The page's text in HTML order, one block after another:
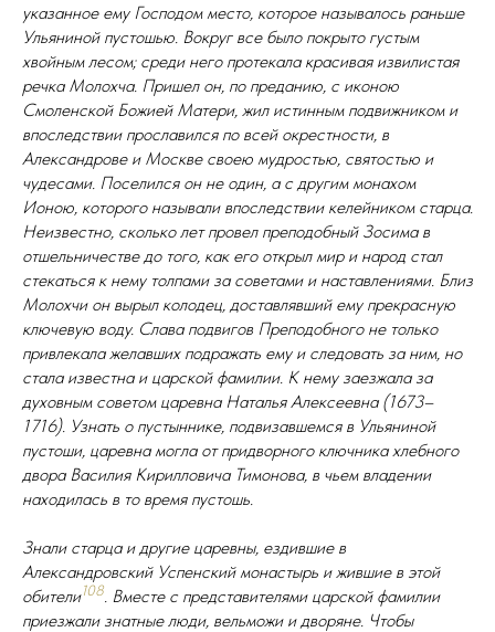
указанное ему Господом место, которое называлось раньше
Ульяниной пустошью. Вокруг все было покрыто густым
хвойным лесом; среди него протекала красивая извилистая
речка Молохча. Пришел он, по преданию, с иконою
Смоленской Божией Матери, жил истинным подвижником и
впоследствии прославился по всей окрестности, в
Александрове и Москве своею мудростью, святостью и
чудесами. Поселился он не один, а с другим монахом
Ионою, которого называли впоследствии келейником старца.
Неизвестно, сколько лет провел преподобный Зосима в
отшельничестве до того, как его открыл мир и народ стал
стекаться к нему толпами за советами и наставлениями. Близ
Молохчи он вырыл колодец, доставлявший ему прекрасную
ключевую воду. Слава подвигов Преподобного не только
привлекала желавших подражать ему и следовать за ним, но
стала известна и царской фамилии. К нему заезжала за
духовным советом царевна Наталья Алексеевна (1673–
1716). Узнать о пустыннике, подвизавшемся в Ульяниной
пустоши, царевна могла от придворного ключника хлебного
двора Василия Кирилловича Тимонова, в чьем владении
находилась в то время пустошь.
Знали старца и другие царевны, ездившие в
Александровский Успенский монастырь и жившие в этой
обители108 . Вместе с представителями царской фамилии
приезжали знатные люди, вельможи и дворяне. Чтобы